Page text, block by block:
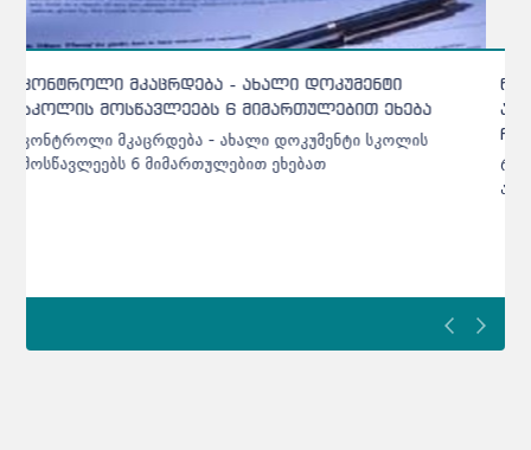
რამდენპროცენტიანი ბარიერი უნდა გადალახოს
აბიტურიენტმა პროფესიულ პროგრამაზე რომ
ჩაირიცხოს
რამდენპროცენტიანი ბარიერი უნდა გადალახოს